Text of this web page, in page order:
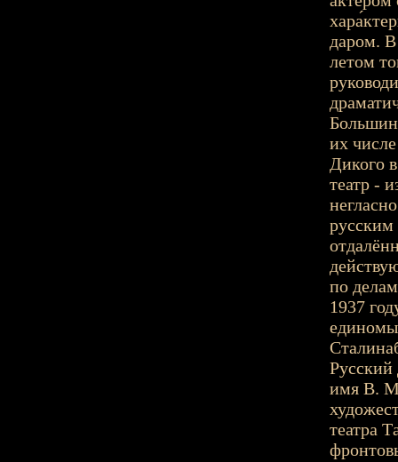
даром. В
летом
их
Дикого
театр -
русским
по
1937
Русский
имя В.
театра